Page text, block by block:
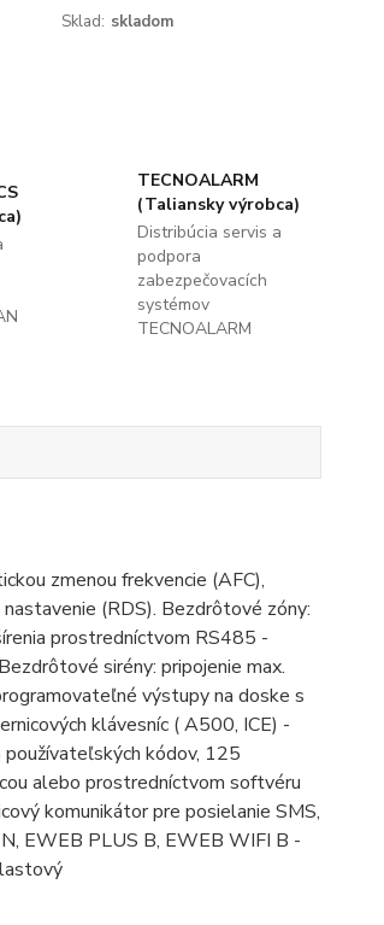
Sklad: skladom
TECNOALARM
(Taliansky výrobca)
Distribúcia servis a
podpora
zabezpečovacích
systémov
TECNOALARM
zmenou frekvencie (AFC),
(RDS). Bezdrôtové zóny:
prostredníctvom RS485 -
sirény: pripojenie max.
výstupy na doske s
klávesníc ( A500, ICE) -
kódov, 125
alebo prostredníctvom softvéru
komunikátor pre posielanie SMS,
EWEB PLUS B, EWEB WIFI B -